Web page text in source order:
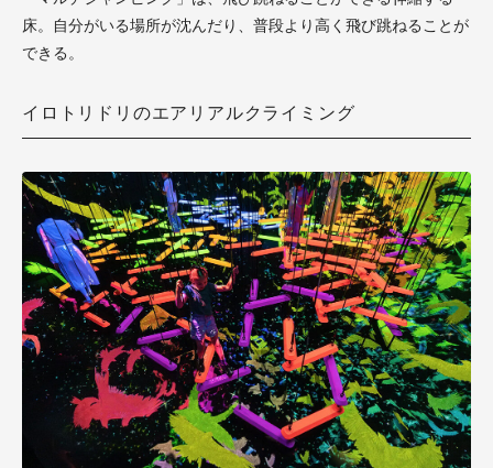
床。自分がいる場所が沈んだり、普段より高く飛び跳ねることが
できる。
イロトリドリのエアリアルクライミング